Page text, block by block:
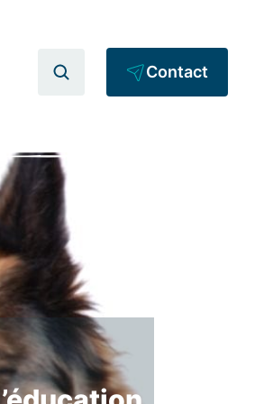
Contact